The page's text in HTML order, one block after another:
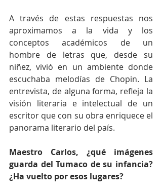
A través de estas respuestas nos
aproximamos a la vida y los
conceptos académicos de un
hombre de letras que, desde su
niñez, vivió en un ambiente donde
escuchaba melodías de Chopin. La
entrevista, de alguna forma, refleja la
visión literaria e intelectual de un
escritor que con su obra enriquece el
panorama literario del país.
Maestro Carlos, ¿qué imágenes
guarda del Tumaco de su infancia?
¿Ha vuelto por esos lugares?